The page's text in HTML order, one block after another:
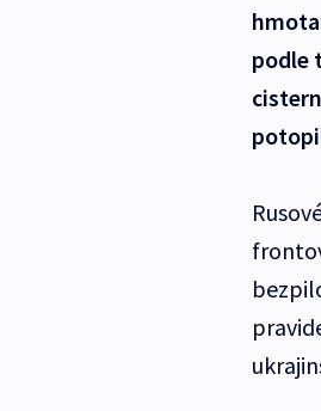
podle